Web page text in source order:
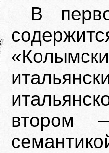
В
втором